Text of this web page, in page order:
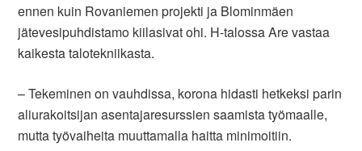
ennen kuin Rovaniemen projekti ja Blominmäen
jätevesipuhdistamo kiilasivat ohi. H-talossa Are vastaa
kaikesta talotekniikasta.
– Tekeminen on vauhdissa, korona hidasti hetkeksi parin
aliurakoitsijan asentajaresurssien saamista työmaalle,
mutta työvaiheita muuttamalla haitta minimoitiin.